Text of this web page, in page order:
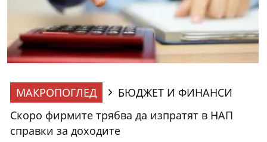
МАКРОПОГЛЕД
БЮДЖЕТ И ФИНАНСИ
Скоро фирмите трябва да изпратят в НАП
справки за доходите